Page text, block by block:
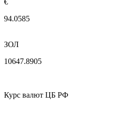
€
94.0585
ЗОЛ
10647.8905
Курс валют ЦБ РФ